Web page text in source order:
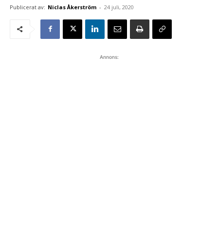
Publicerat av: Niclas Åkerström - 24 juli, 2020
Annons: